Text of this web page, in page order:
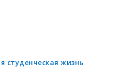
студенческая жизнь